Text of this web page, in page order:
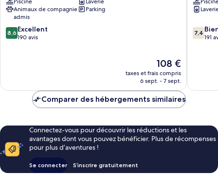
Pierre
&
Vacances
Agay
Animaux de compagnie
admis
Parking
8.6
sur
8,6 Excellent
190 avis
Le
nouveau
prix
de
108 €
taxes et frais compris
6 sept. - 7 sept.
Pierre
&
Saint-
Raphaël
7.4
sur
7,4
191
Comparer des hébergements similaires
Connectez-vous pour découvrir les réductions et les
avantages dont vous pouvez bénéficier. Plus de récompenses
pour plus d’aventures !
Se connecter S’inscrire gratuitement